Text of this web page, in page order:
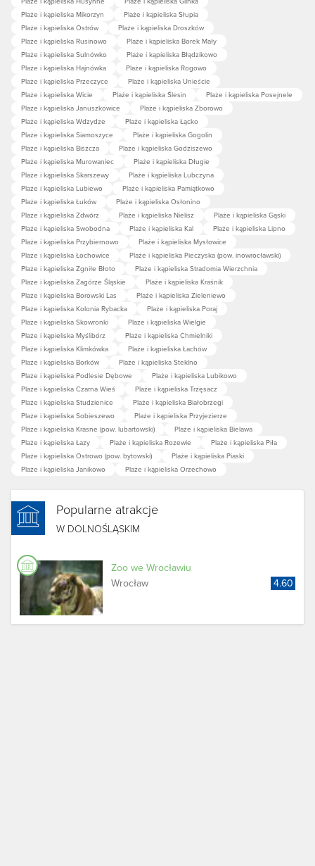
Plaże i kąpieliska Mikorzyn
Plaże i kąpieliska Słupia
Plaże i kąpieliska Ostrów
Plaże i kąpieliska Droszków
Plaże i kąpieliska Rusinowo
Plaże i kąpieliska Borek Mały
Plaże i kąpieliska Sulnówko
Plaże i kąpieliska Błądzikowo
Plaże i kąpieliska Hajnówka
Plaże i kąpieliska Rogowo
Plaże i kąpieliska Przeczyce
Plaże i kąpieliska Unieście
Plaże i kąpieliska Wicie
Plaże i kąpieliska Ślesin
Plaże i kąpieliska Posejnele
Plaże i kąpieliska Januszkowice
Plaże i kąpieliska Zborowo
Plaże i kąpieliska Wdzydze
Plaże i kąpieliska Łącko
Plaże i kąpieliska Siamoszyce
Plaże i kąpieliska Gogolin
Plaże i kąpieliska Biszcza
Plaże i kąpieliska Godziszewo
Plaże i kąpieliska Murowaniec
Plaże i kąpieliska Długie
Plaże i kąpieliska Skarszewy
Plaże i kąpieliska Lubczyna
Plaże i kąpieliska Lubiewo
Plaże i kąpieliska Pamiątkowo
Plaże i kąpieliska Łuków
Plaże i kąpieliska Osłonino
Plaże i kąpieliska Zdwórz
Plaże i kąpieliska Nielisz
Plaże i kąpieliska Gąski
Plaże i kąpieliska Swobodna
Plaże i kąpieliska Kal
Plaże i kąpieliska Lipno
Plaże i kąpieliska Przybiernowo
Plaże i kąpieliska Mysłowice
Plaże i kąpieliska Łochowice
Plaże i kąpieliska Pieczyska (pow. inowrocławski)
Plaże i kąpieliska Zgniłe Błoto
Plaże i kąpieliska Stradomia Wierzchnia
Plaże i kąpieliska Zagórze Śląskie
Plaże i kąpieliska Kraśnik
Plaże i kąpieliska Borowski Las
Plaże i kąpieliska Zieleniewo
Plaże i kąpieliska Kolonia Rybacka
Plaże i kąpieliska Poraj
Plaże i kąpieliska Skowronki
Plaże i kąpieliska Wielgie
Plaże i kąpieliska Myślibórz
Plaże i kąpieliska Chmielniki
Plaże i kąpieliska Klimkówka
Plaże i kąpieliska Łachów
Plaże i kąpieliska Borków
Plaże i kąpieliska Steklno
Plaże i kąpieliska Podlesie Dębowe
Plaże i kąpieliska Lubikowo
Plaże i kąpieliska Czarna Wieś
Plaże i kąpieliska Trzęsacz
Plaże i kąpieliska Studzienice
Plaże i kąpieliska Białobrzegi
Plaże i kąpieliska Sobieszewo
Plaże i kąpieliska Przyjezierze
Plaże i kąpieliska Krasne (pow. lubartowski)
Plaże i kąpieliska Bielawa
Plaże i kąpieliska Łazy
Plaże i kąpieliska Rozewie
Plaże i kąpieliska Piła
Plaże i kąpieliska Ostrowo (pow. bytowski)
Plaże i kąpieliska Piaski
Plaże i kąpieliska Janikowo
Plaże i kąpieliska Orzechowo
Popularne atrakcje
W DOLNOŚLĄSKIM
Zoo we Wrocławiu
Wrocław
4.60